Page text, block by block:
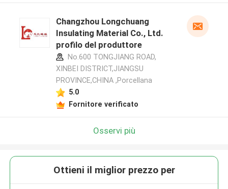
Changzhou Longchuang
Insulating Material Co., Ltd.
profilo del produttore
No.600 TONGJIANG ROAD,
XINBEI DISTRICT,JIANGSU
PROVINCE,CHINA ,Porcellana
5.0
Fornitore verificato
Osservi più
Ottieni il miglior prezzo per